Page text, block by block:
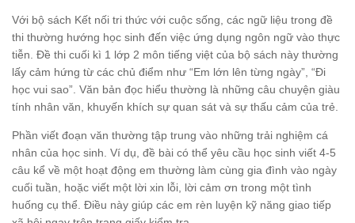
Với bộ sách Kết nối tri thức với cuộc sống, các ngữ liệu trong đề
thi thường hướng học sinh đến việc ứng dụng ngôn ngữ vào thực
tiễn. Đề thi cuối kì 1 lớp 2 môn tiếng việt của bộ sách này thường
lấy cảm hứng từ các chủ điểm như “Em lớn lên từng ngày”, “Đi
học vui sao”. Văn bản đọc hiểu thường là những câu chuyện giàu
tính nhân văn, khuyến khích sự quan sát và sự thấu cảm của trẻ.
Phần viết đoạn văn thường tập trung vào những trải nghiệm cá
nhân của học sinh. Ví dụ, đề bài có thể yêu cầu học sinh viết 4-5
câu kể về một hoạt động em thường làm cùng gia đình vào ngày
cuối tuần, hoặc viết một lời xin lỗi, lời cảm ơn trong một tình
huống cụ thể. Điều này giúp các em rèn luyện kỹ năng giao tiếp